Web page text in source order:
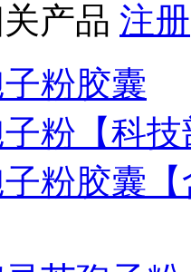
产品 注册
粉胶囊
粉【科
粉胶囊